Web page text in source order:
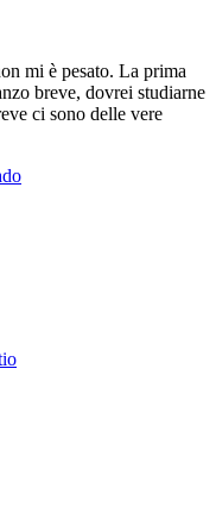
mi è pesato. La prima
breve, dovrei studiarne
ci sono delle vere